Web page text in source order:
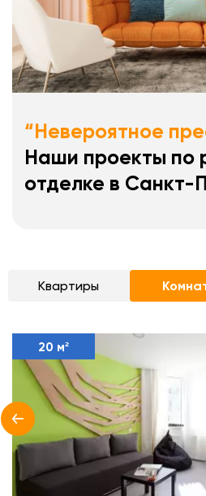
“Невероятное
Наши проекты по
отделке в Санкт-
Квартиры
20 м²